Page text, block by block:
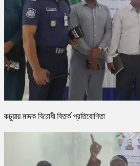
কচুয়ায় মাদক বিরোধী বিতর্ক প্রতিযোগিতা